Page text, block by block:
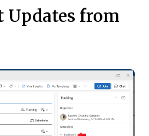
Updates from